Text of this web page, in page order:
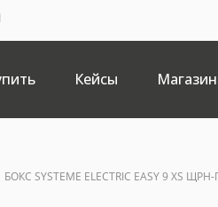
Кейсы
БОКС SYSTEME ELECTRIC EASY 9 XS